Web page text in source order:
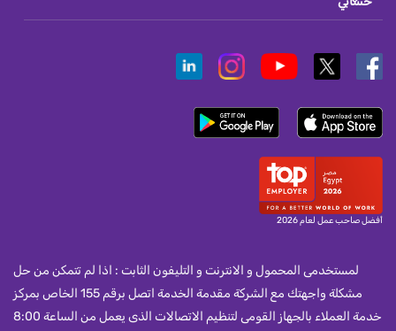
أفضل صاحب عمل لعام 2026
لمستخدمى المحمول و الانترنت و التليفون الثابت : اذا لم تتمكن من حل
مشكلة واجهتك مع الشركة مقدمة الخدمة اتصل برقم 155 الخاص بمركز
خدمة العملاء بالجهاز القومى لتنظيم الاتصالات الذى يعمل من الساعة 8:00